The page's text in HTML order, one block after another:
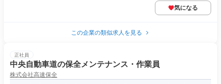
気になる
この企業の類似求人を見る
正社員
中央自動車道の保全メンテナンス・作業員
株式会社高速保全